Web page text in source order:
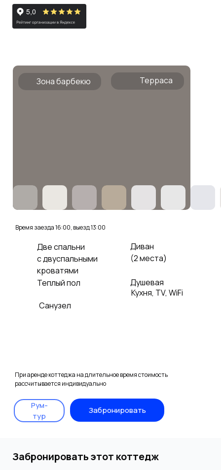
Забронировать
Терраса
Зона барбекю
Кухня, ТV, WiFi
Санузел
Душевая
Теплый пол
Диван
(2 места)
Две спальни
с двуспальными
кроватями
Рум-
тур
При аренде коттеджа на длительное время стоимость
рассчитывается индивидуально
Время заезда 16:00, выезд 13:00
Забронировать этот коттедж